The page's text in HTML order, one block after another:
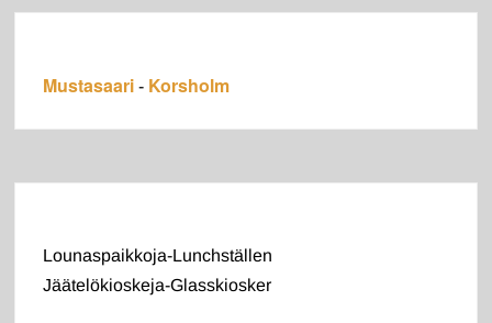
Mustasaari - Korsholm
Lounaspaikkoja-Lunchställen
Jäätelökioskeja-Glasskiosker